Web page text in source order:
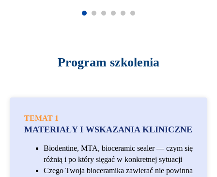
Program szkolenia
TEMAT 1
MATERIAŁY I WSKAZANIA KLINICZNE
Biodentine, MTA, bioceramic sealer — czym się
różnią i po który sięgać w konkretnej sytuacji
Czego Twoja bioceramika zawierać nie powinna